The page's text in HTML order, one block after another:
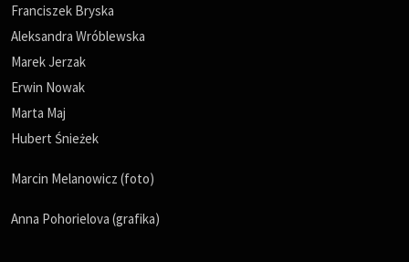
Franciszek Bryska
Aleksandra Wróblewska
Marek Jerzak
Erwin Nowak
Marta Maj
Hubert Śnieżek
Marcin Melanowicz (foto)
Anna Pohorielova (grafika)